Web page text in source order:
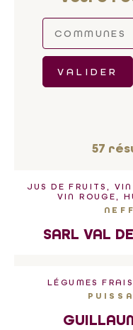
COMMUNES
VALIDER
57
JUS DE FRUITS,
VIN ROUGE,
SARL VAL
LÉGUMES